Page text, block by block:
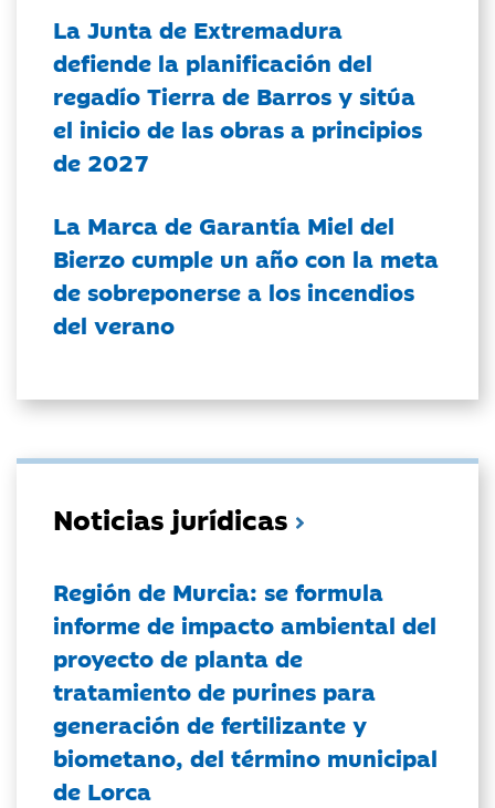
La Junta de Extremadura
defiende la planificación del
regadío Tierra de Barros y sitúa
el inicio de las obras a principios
de 2027
La Marca de Garantía Miel del
Bierzo cumple un año con la meta
de sobreponerse a los incendios
del verano
Noticias jurídicas
Región de Murcia: se formula
informe de impacto ambiental del
proyecto de planta de
tratamiento de purines para
generación de fertilizante y
biometano, del término municipal
de Lorca